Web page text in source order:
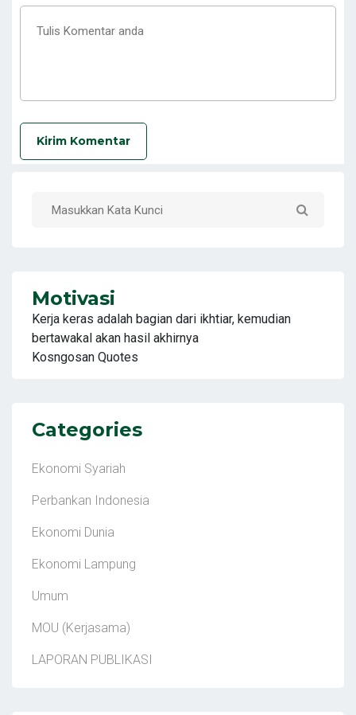
Kirim Komentar
Motivasi
Kerja keras adalah bagian dari ikhtiar, kemudian
bertawakal akan hasil akhirnya
Kosngosan Quotes
Categories
Ekonomi Syariah
Perbankan Indonesia
Ekonomi Dunia
Ekonomi Lampung
Umum
MOU (Kerjasama)
LAPORAN PUBLIKASI